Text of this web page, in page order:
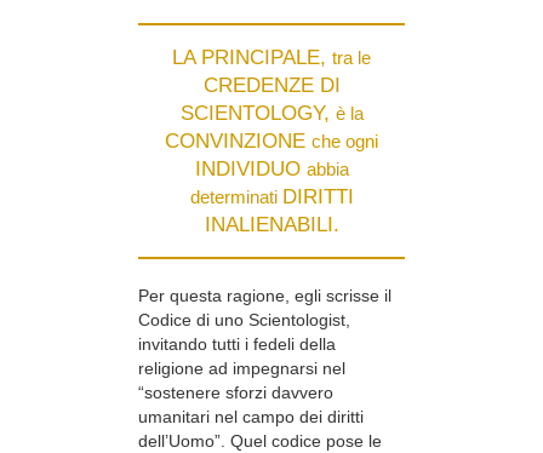
LA PRINCIPALE, tra le
CREDENZE DI
SCIENTOLOGY, è la
CONVINZIONE che ogni
INDIVIDUO abbia
determinati DIRITTI
INALIENABILI.
Per questa ragione, egli scrisse il
Codice di uno Scientologist,
invitando tutti i fedeli della
religione ad impegnarsi nel
“sostenere sforzi davvero
umanitari nel campo dei diritti
dell’Uomo”. Quel codice pose le